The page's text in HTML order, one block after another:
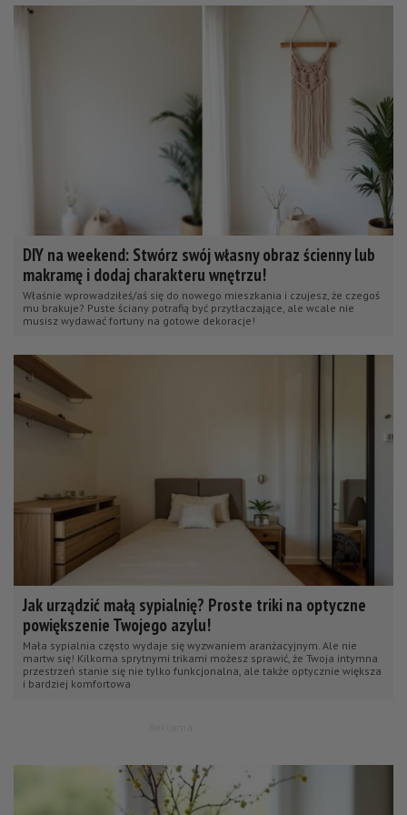
DIY na weekend: Stwórz swój własny obraz ścienny lub
makramę i dodaj charakteru wnętrzu!
Właśnie wprowadziłeś/aś się do nowego mieszkania i czujesz, że czegoś
mu brakuje? Puste ściany potrafią być przytłaczające, ale wcale nie
musisz wydawać fortuny na gotowe dekoracje!
Jak urządzić małą sypialnię? Proste triki na optyczne
powiększenie Twojego azylu!
Mała sypialnia często wydaje się wyzwaniem aranżacyjnym. Ale nie
martw się! Kilkoma sprytnymi trikami możesz sprawić, że Twoja intymna
przestrzeń stanie się nie tylko funkcjonalna, ale także optycznie większa
i bardziej komfortowa